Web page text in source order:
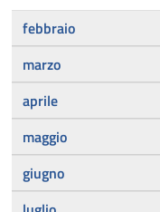
febbraio
marzo
aprile
maggio
giugno